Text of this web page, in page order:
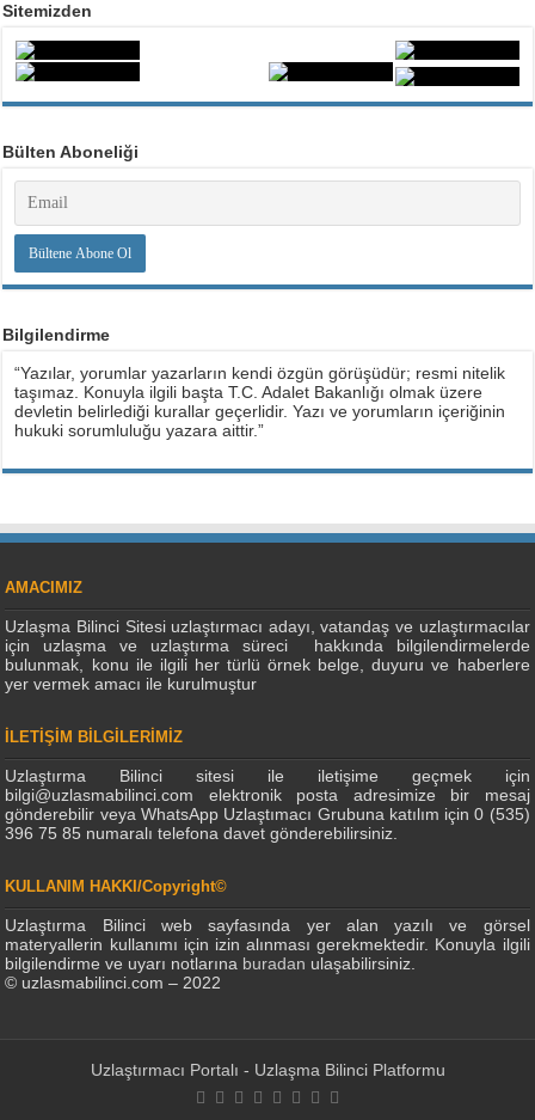
Sitemizden
Bülten Aboneliği
Bilgilendirme
“Yazılar, yorumlar yazarların kendi özgün görüşüdür; resmi nitelik
taşımaz. Konuyla ilgili başta T.C. Adalet Bakanlığı olmak üzere
devletin belirlediği kurallar geçerlidir. Yazı ve yorumların içeriğinin
hukuki sorumluluğu yazara aittir.”
AMACIMIZ
Uzlaşma Bilinci Sitesi uzlaştırmacı adayı, vatandaş ve uzlaştırmacılar
için uzlaşma ve uzlaştırma süreci hakkında bilgilendirmelerde
bulunmak, konu ile ilgili her türlü örnek belge, duyuru ve haberlere
yer vermek amacı ile kurulmuştur
İLETİŞİM BİLGİLERİMİZ
Uzlaştırma Bilinci sitesi ile iletişime geçmek için
bilgi@uzlasmabilinci.com elektronik posta adresimize bir mesaj
gönderebilir veya WhatsApp Uzlaştımacı Grubuna katılım için 0 (535)
396 75 85 numaralı telefona davet gönderebilirsiniz.
KULLANIM HAKKI/Copyright©
Uzlaştırma Bilinci web sayfasında yer alan yazılı ve görsel
materyallerin kullanımı için izin alınması gerekmektedir. Konuyla ilgili
bilgilendirme ve uyarı notlarına buradan ulaşabilirsiniz.
© uzlasmabilinci.com – 2022
Uzlaştırmacı Portalı - Uzlaşma Bilinci Platformu